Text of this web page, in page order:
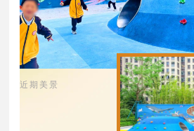
近期美景